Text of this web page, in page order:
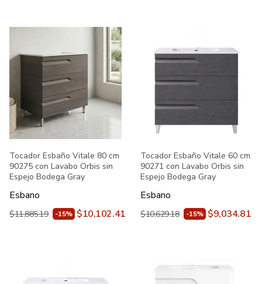
Tocador Esbaño Vitale 80 cm
90275 con Lavabo Orbis sin
Espejo Bodega Gray
Esbano
$11,885.19 -15% $10,102.41
Tocador Esbaño Vitale 60 cm
90271 con Lavabo Orbis sin
Espejo Bodega Gray
Esbano
$10,629.18 -15% $9,034.81